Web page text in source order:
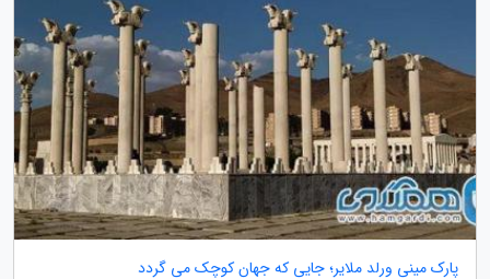
پارک مینی ورلد ملایر؛ جایی که جهان کوچک می گردد